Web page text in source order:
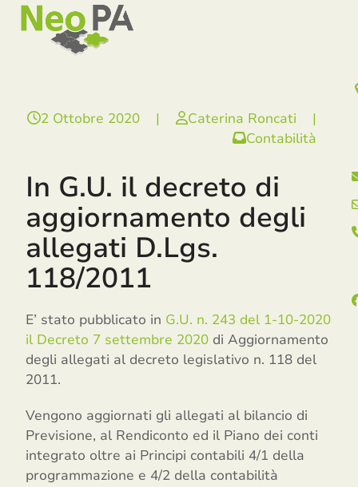
SkipOpen
mobile
menu
Close
mobile
menu
2 Ottobre 2020 | Caterina Roncati
|
Contabilità
In G.U. il decreto di
aggiornamento degli
allegati D.Lgs.
118/2011
E’ stato pubblicato in G.U. n. 243 del 1-10-2020
il Decreto 7 settembre 2020 di Aggiornamento
degli allegati al decreto legislativo n. 118 del
2011.
Vengono aggiornati gli allegati al bilancio di
Previsione, al Rendiconto ed il Piano dei conti
integrato oltre ai Principi contabili 4/1 della
programmazione e 4/2 della contabilità